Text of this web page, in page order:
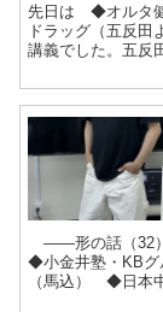
先日は ◆オルタ
ドラッグ（五反
講義でした。五反
味には相当うる
――形
◆小金井塾・KB
（馬込） ◆日本